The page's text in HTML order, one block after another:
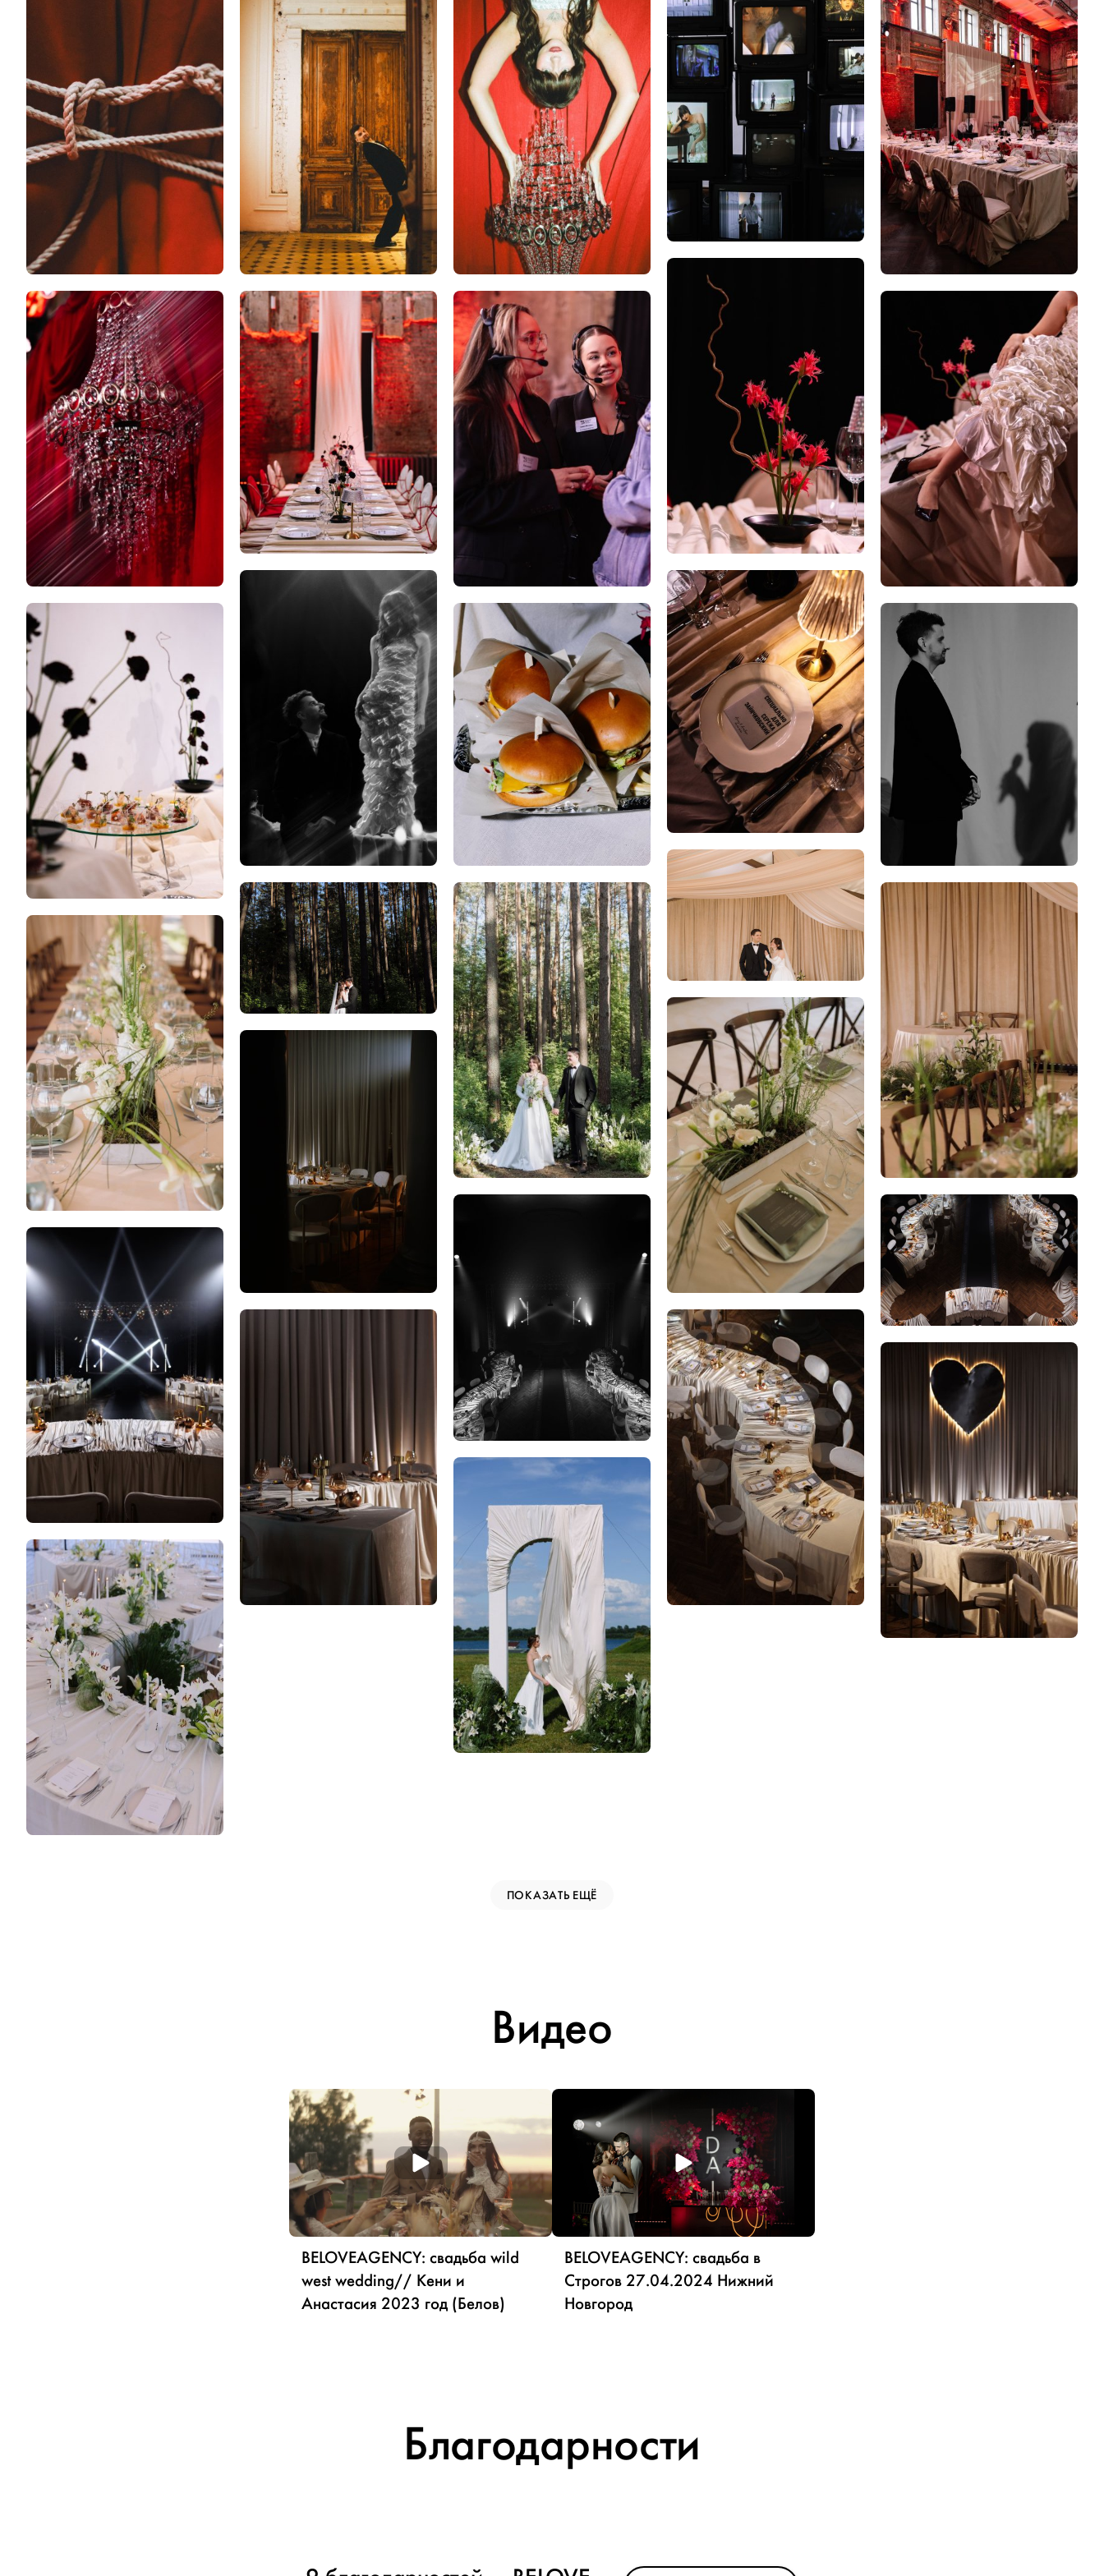
ПОКАЗАТЬ ЕЩЁ
Видео
BELOVEAGENCY: свадьба wild
west wedding// Кени и
Анастасия 2023 год (Белов)
BELOVEAGENCY: свадьба в
Строгов 27.04.2024 Нижний
Новгород
Благодарности